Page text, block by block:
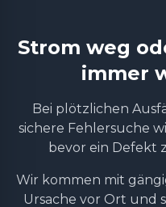
Strom weg
immer
Bei plötzlichen
sichere Fehlersuche
bevor ein Defekt
Wir kommen mit
Ursache vor Ort und